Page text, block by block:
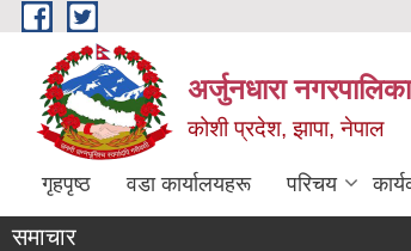
Skip to main content
अर्जुनधारा
कोशी प्रदेश, झापा, नेपाल
गृहपृष्ठ वडा कार्यालयहरू परिचय
समाचार